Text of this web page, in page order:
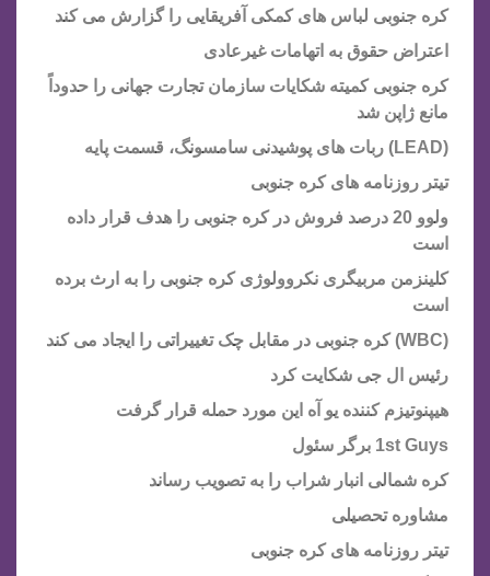
کره جنوبی لباس های کمکی آفریقایی را گزارش می کند
اعتراض حقوق به اتهامات غیرعادی
کره جنوبی کمیته شکایات سازمان تجارت جهانی را حدوداً
مانع ژاپن شد
(LEAD) ربات های پوشیدنی سامسونگ، قسمت پایه
تیتر روزنامه های کره جنوبی
ولوو 20 درصد فروش در کره جنوبی را هدف قرار داده
است
کلینزمن مربیگری نکروولوژی کره جنوبی را به ارث برده
است
(WBC) کره جنوبی در مقابل چک تغییراتی را ایجاد می کند
رئیس ال جی شکایت کرد
هیپنوتیزم کننده یو آه این مورد حمله قرار گرفت
1st Guys برگر سئول
کره شمالی انبار شراب را به تصویب رساند
مشاوره تحصیلی
تیتر روزنامه های کره جنوبی